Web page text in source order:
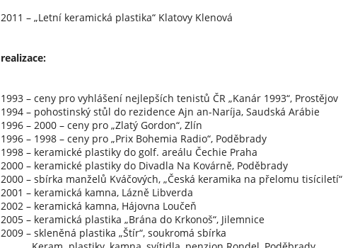
2011 – „Letní keramická plastika“ Klatovy Klenová
realizace:
1993 – ceny pro vyhlášení nejlepších tenistů ČR „Kanár 1993“, Prostějov
1994 – pohostinský stůl do rezidence Ajn an-Naríja, Saudská Arábie
1996 – 2000 – ceny pro „Zlatý Gordon“, Zlín
1996 – 1998 – ceny pro „Prix Bohemia Radio“, Poděbrady
1998 – keramické plastiky do golf. areálu Čechie Praha
2000 – keramické plastiky do Divadla Na Kovárně, Poděbrady
2000 – sbírka manželů Kváčových, „Česká keramika na přelomu tisíciletí“
2001 – keramická kamna, Lázně Libverda
2002 – keramická kamna, Hájovna Loučeň
2005 – keramická plastika „Brána do Krkonoš“, Jilemnice
2009 – skleněná plastika „Štír“, soukromá sbírka